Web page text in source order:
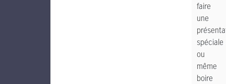
faire
une
spéciale
ou
même
boire